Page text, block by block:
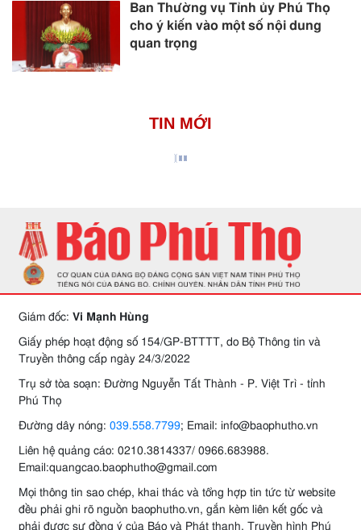
Ban Thường vụ Tỉnh ủy Phú Thọ
cho ý kiến vào một số nội dung
quan trọng
TIN MỚI
Giám đốc: Vi Mạnh Hùng
Giấy phép hoạt động số 154/GP-BTTTT, do Bộ Thông tin và
Truyền thông cấp ngày 24/3/2022
Trụ sở tòa soạn: Đường Nguyễn Tất Thành - P. Việt Trì - tỉnh
Phú Thọ
Đường dây nóng: 039.558.7799; Email: info@baophutho.vn
Liên hệ quảng cáo: 0210.3814337/ 0966.683988.
Email:quangcao.baophutho@gmail.com
Mọi thông tin sao chép, khai thác và tổng hợp tin tức từ website
đều phải ghi rõ nguồn baophutho.vn, gắn kèm liên kết gốc và
phải được sự đồng ý của Báo và Phát thanh, Truyền hình Phú